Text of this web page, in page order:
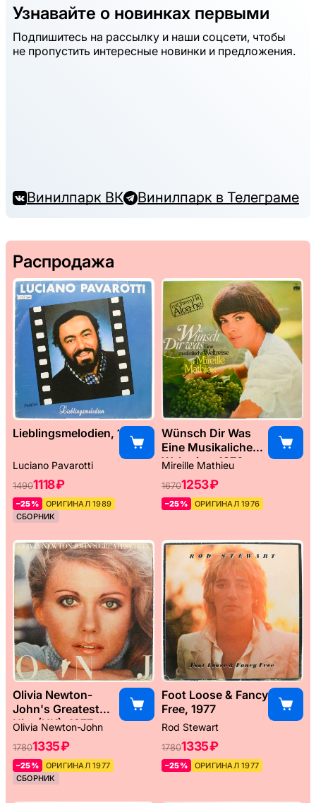
Узнавайте о новинках первыми
Подпишитесь на рассылку и наши соцсети, чтобы
не пропустить интересные новинки и предложения.
Винилпарк ВК Винилпарк в Телеграме
Распродажа
Lieblingsmelodien, 1989
Luciano Pavarotti
14901118 ₽
–25%
ОРИГИНАЛ 1989
СБОРНИК
Wünsch Dir Was
Eine Musikaliche
Weltreise, 1976
Mireille Mathieu
16701253 ₽
–25% ОРИГИНАЛ 1976
Olivia Newton-
John's Greatest
Hits (UK), 1977
Olivia Newton-John
17801335 ₽
–25%
ОРИГИНАЛ 1977
СБОРНИК
Foot Loose & Fancy
Free, 1977
Rod Stewart
17801335 ₽
–25% ОРИГИНАЛ 1977